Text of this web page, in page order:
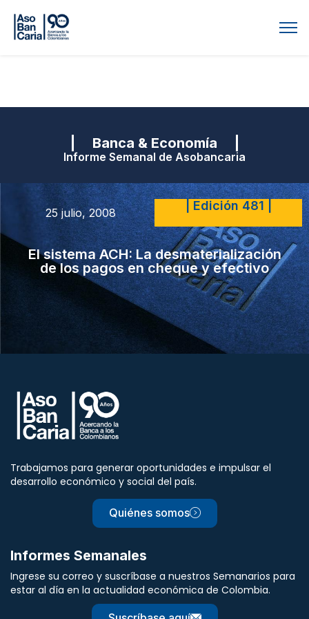
| Banca & Economía |
Informe Semanal de Asobancaria
25 julio, 2008 | Edición 481 |
El sistema ACH: La desmaterialización
de los pagos en cheque y efectivo
Trabajamos para generar oportunidades e impulsar el
desarrollo económico y social del país.
Quiénes somos
Informes Semanales
Ingrese su correo y suscríbase a nuestros Semanarios para
estar al día en la actualidad económica de Colombia.